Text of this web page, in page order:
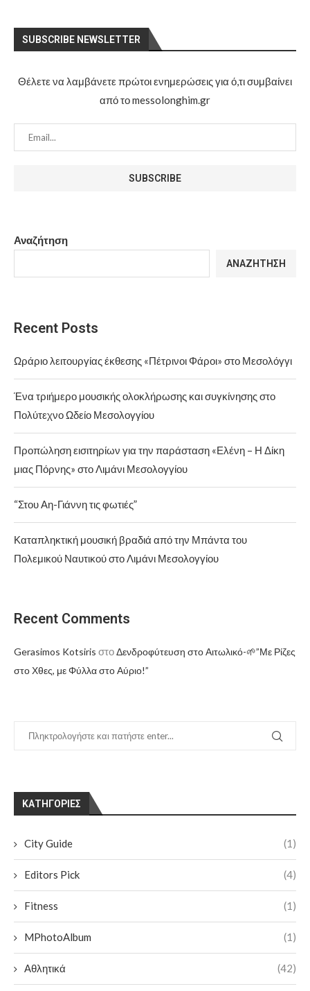
Αναζήτηση
ΑΝΑΖΉΤΗΣΗ
Recent Posts
Ωράριο λειτουργίας έκθεσης «Πέτρινοι Φάροι» στο Μεσολόγγι
Ένα τριήμερο μουσικής ολοκλήρωσης και συγκίνησης στο
Πολύτεχνο Ωδείο Μεσολογγίου
Προπώληση εισιτηρίων για την παράσταση «Ελένη – Η Δίκη
μιας Πόρνης» στο Λιμάνι Μεσολογγίου
“Στου Αη-Γιάννη τις φωτιές”
Καταπληκτική μουσική βραδιά από την Μπάντα του
Πολεμικού Ναυτικού στο Λιμάνι Μεσολογγίου
Recent Comments
Gerasimos Kotsiris στοΔενδροφύτευση στο Αιτωλικό-🌱”Με Ρίζες
στο Χθες, με Φύλλα στο Αύριο!”
KΑΤΗΓΟΡΊΕΣ
City Guide (1)
Editors Pick (4)
Fitness (1)
MPhotoAlbum (1)
Αθλητικά (42)
SUBSCRIBE NEWSLETTER
Θέλετε να λαμβάνετε πρώτοι ενημερώσεις για ό,τι συμβαίνει
από το messolonghim.gr